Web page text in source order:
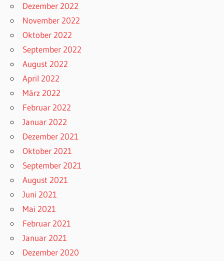
Dezember 2022
November 2022
Oktober 2022
September 2022
August 2022
April 2022
März 2022
Februar 2022
Januar 2022
Dezember 2021
Oktober 2021
September 2021
August 2021
Juni 2021
Mai 2021
Februar 2021
Januar 2021
Dezember 2020